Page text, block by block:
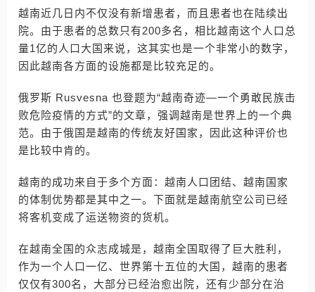
越南近几日内不仅没有新增患者，而且患者也在陆续出
院。由于患者的总数只有200多名，相比越南这个人口总
量1亿的人口大国来说，这其实也是一个非常小的数字，
因此越南各方面的设施都是比较充足的。
俄罗斯 Rusvesna 也登题为“越南奇迹—一个勇敢民族击
败危险疫情的方式”的文章，强调越南是世界上的一个典
范。由于俄国是越南的传统友好国家，因此这种评价也
是比较中肯的。
越南的成功来自于多个方面：越南人口团结、越南国家
的体制优势都是其中之一。下面就是越南航空公司已经
将客机变成了运送物资的货机。
在越南全国的众志成城是，越南全国取得了巨大胜利，
作为一个人口一亿、世界第十五位的大国，越南的患者
仅仅有300名，大部分已经治愈出院，还有少部分在治